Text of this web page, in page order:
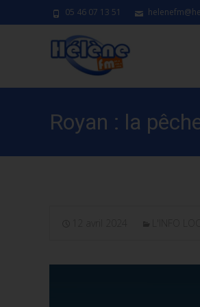
05 46 07 13 51
Royan : la